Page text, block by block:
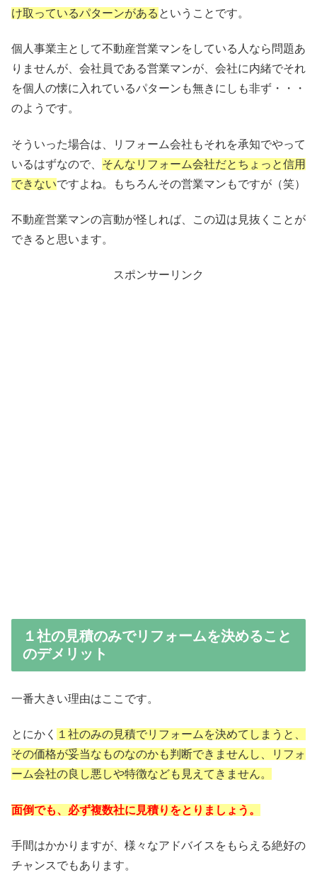
け取っているパターンがある ということです。
個人事業主として不動産営業マンをしている人なら問題あ
りませんが、会社員である営業マンが、会社に内緒でそれ
を個人の懐に入れているパターンも無きにしも非ず・・・
のようです。
そういった場合は、リフォーム会社もそれを承知でやって
いるはずなので、 そんなリフォーム会社だとちょっと信用
できないですよね。もちろんその営業マンもですが（笑）
不動産営業マンの言動が怪しれば、この辺は見抜くことが
できると思います。
スポンサーリンク
１社の見積のみでリフォームを決めること
のデメリット
一番大きい理由はここです。
とにかく １社のみの見積でリフォームを決めてしまうと、
その価格が妥当なものなのかも判断できませんし、リフォ
ーム会社の良し悪しや特徴なども見えてきません。
面倒でも、必ず複数社に見積りをとりましょう。
手間はかかりますが、様々なアドバイスをもらえる絶好の
チャンスでもあります。